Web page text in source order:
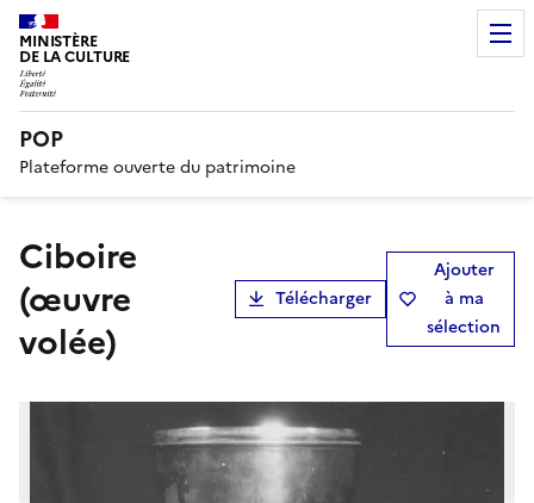
MINISTÈRE
DE LA CULTURE
POP
Plateforme ouverte du patrimoine
ciboire
(œuvre
volée)
Télécharger
Ajouter
à ma
sélection